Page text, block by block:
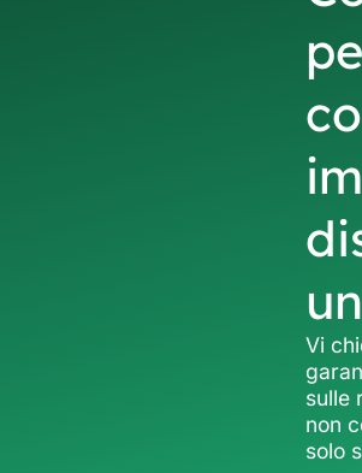
Vi
sulle
non
solo